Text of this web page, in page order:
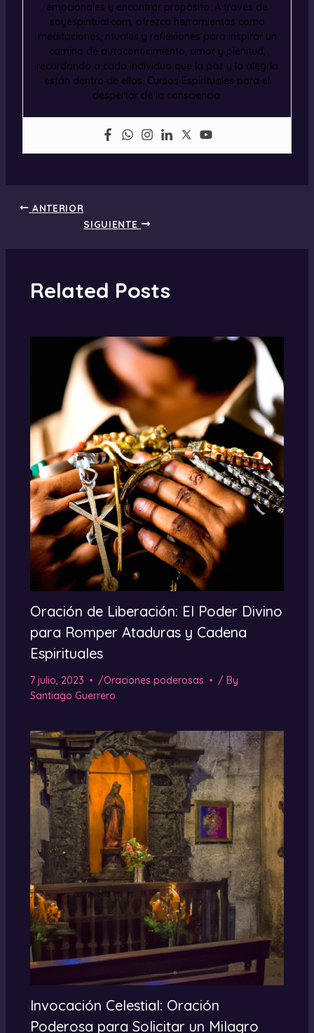
emocionales y encontrar propósito. A través de
soyespiritual.com, ofrezco herramientas como
meditaciones, rituales y reflexiones para inspirar un
camino de autoconocimiento, amor y plenitud,
recordando a cada individuo que la paz y la alegría
están dentro de ellos. Cursos Espirituales para el
despertar de la consciencia.
ANTERIOR
SIGUIENTE
Related Posts
Oración de Liberación: El Poder Divino
para Romper Ataduras y Cadena
Espirituales
7 julio, 2023 /Oraciones poderosas
/ By
Santiago Guerrero
Invocación Celestial: Oración
Poderosa para Solicitar un Milagro